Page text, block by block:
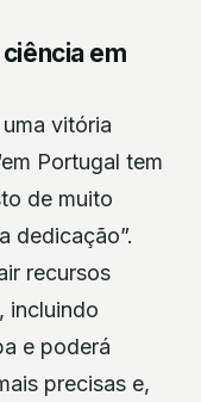
em
vitória
Portugal tem
de muito
dedicação”.
recursos
incluindo
e poderá
precisas e,